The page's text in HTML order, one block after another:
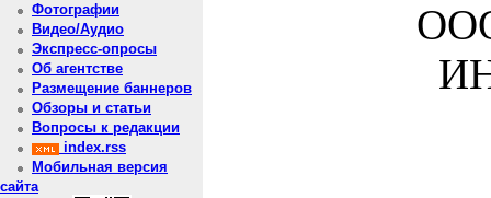
Фотографии
Видео/Аудио
Экспресс-опросы
Об агентстве
Размещение баннеров
Обзоры и статьи
Вопросы к редакции
index.rss
Мобильная версия
сайта